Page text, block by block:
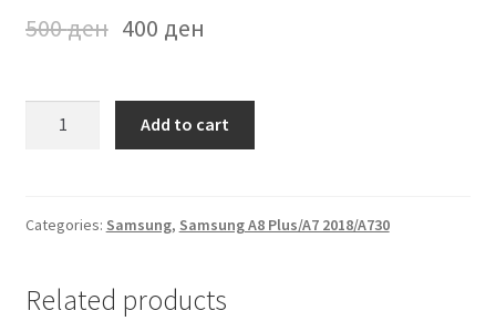
500ден 400 ден
A8
Crna
Add to cart
Categories: Samsung, Samsung A8 Plus/A7 2018/A730
Related products